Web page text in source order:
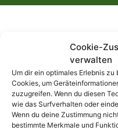
Cookie-
verwalten
Um dir ein optimales Erlebnis
Cookies, um
zuzugreifen. Wenn du diesen
wie das Surfverhalten oder
Wenn du deine Zustimmung
bestimmte Merkmale und